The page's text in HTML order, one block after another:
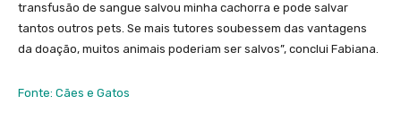
transfusão de sangue salvou minha cachorra e pode salvar
tantos outros pets. Se mais tutores soubessem das vantagens
da doação, muitos animais poderiam ser salvos”, conclui Fabiana.
Fonte: Cães e Gatos